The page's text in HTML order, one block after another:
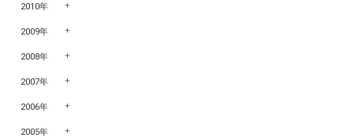
2010年
2009年
2008年
2007年
2006年
2005年